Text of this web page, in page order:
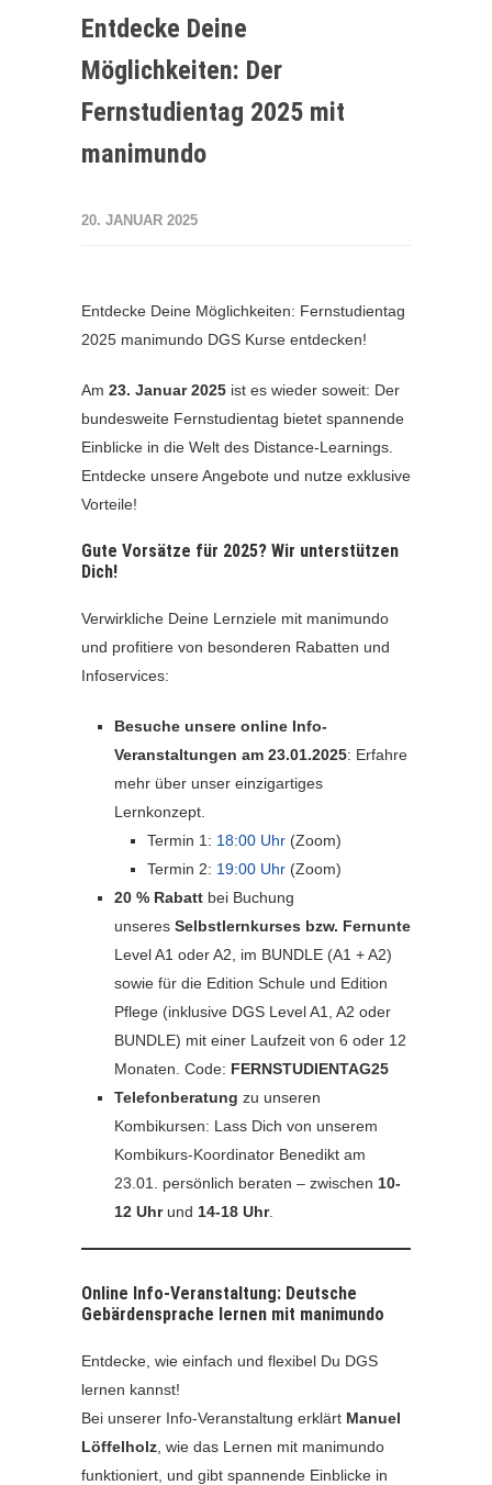
Entdecke Deine
Möglichkeiten: Der
Fernstudientag 2025 mit
manimundo
20. JANUAR 2025
Entdecke Deine Möglichkeiten: Fernstudientag
2025 manimundo DGS Kurse entdecken!
Am 23. Januar 2025 ist es wieder soweit: Der
bundesweite Fernstudientag bietet spannende
Einblicke in die Welt des Distance-Learnings.
Entdecke unsere Angebote und nutze exklusive
Vorteile!
Gute Vorsätze für 2025? Wir unterstützen
Dich!
Verwirkliche Deine Lernziele mit manimundo
und profitiere von besonderen Rabatten und
Infoservices:
Besuche unsere online Info-
Veranstaltungen am 23.01.2025: Erfahre
mehr über unser einzigartiges
Lernkonzept.
Termin 1: 18:00 Uhr (Zoom)
Termin 2: 19:00 Uhr (Zoom)
20 % Rabatt bei Buchung
unseres Selbstlernkurses bzw.
Level A1 oder A2, im BUNDLE (A1 + A2)
sowie für die Edition Schule und Edition
Pflege (inklusive DGS Level A1, A2 oder
BUNDLE) mit einer Laufzeit von 6 oder 12
Monaten. Code: FERNSTUDIENTAG25
Telefonberatung zu unseren
Kombikursen: Lass Dich von unserem
Kombikurs-Koordinator Benedikt am
23.01. persönlich beraten – zwischen 10-
12 Uhrund 14-18 Uhr.
Online Info-Veranstaltung: Deutsche
Gebärdensprache lernen mit manimundo
Entdecke, wie einfach und flexibel Du DGS
lernen kannst!
Bei unserer Info-Veranstaltung erklärt Manuel
Löffelholz , wie das Lernen mit manimundo
funktioniert, und gibt spannende Einblicke in